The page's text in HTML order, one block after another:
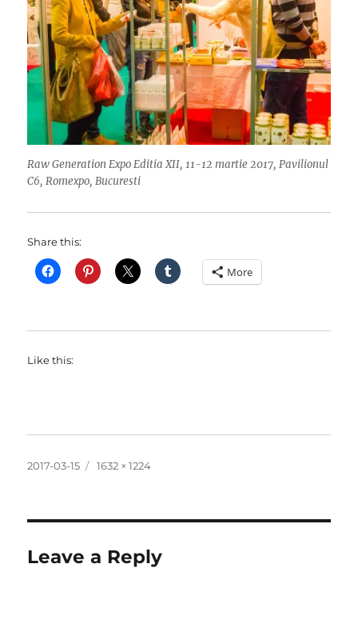
Raw Generation Expo Editia XII, 11-12 martie 2017, Pavilionul
C6, Romexpo, Bucuresti
Share this:
More
Like this:
Posted
2017-03-15
Full
1632 × 1224
Leave a Reply